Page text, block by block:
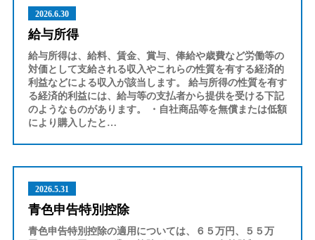
2026.6.30
給与所得
給与所得は、給料、賃金、賞与、俸給や歳費など労働等の
対価として支給される収入やこれらの性質を有する経済的
利益などによる収入が該当します。 給与所得の性質を有す
る経済的利益には、給与等の支払者から提供を受ける下記
のようなものがあります。 ・自社商品等を無償または低額
により購入したと…
2026.5.31
青色申告特別控除
青色申告特別控除の適用については、６５万円、５５万